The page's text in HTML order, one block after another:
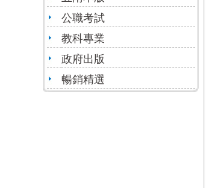
公職考試
教科專業
政府出版
暢銷精選